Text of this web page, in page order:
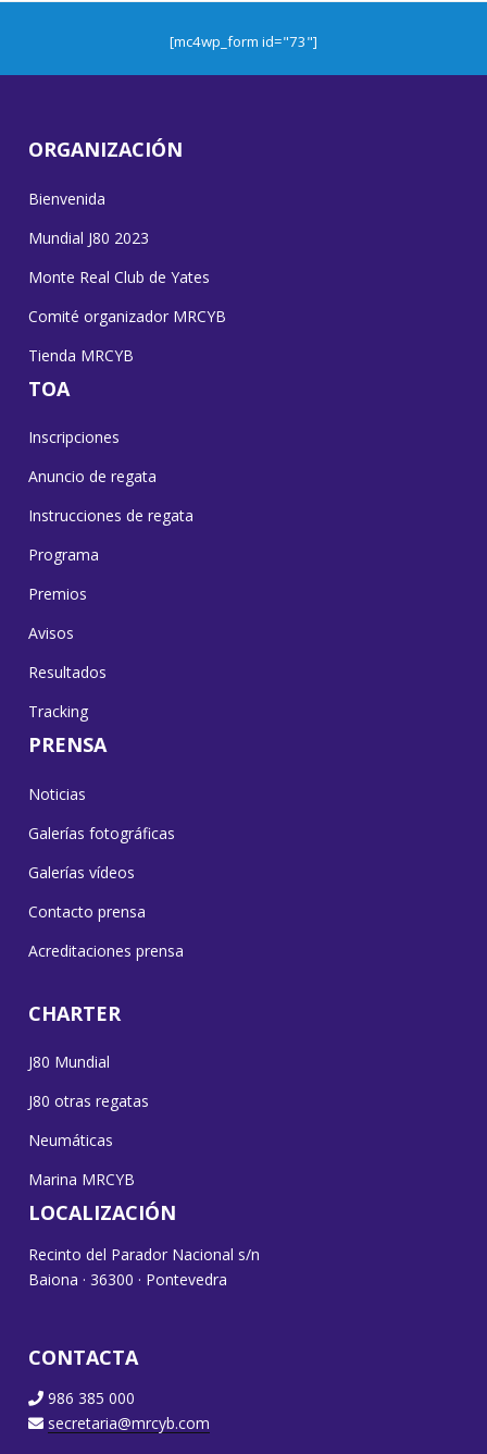
[mc4wp_form id="73"]
ORGANIZACIÓN
Bienvenida
Mundial J80 2023
Monte Real Club de Yates
Comité organizador MRCYB
Tienda MRCYB
TOA
Inscripciones
Anuncio de regata
Instrucciones de regata
Programa
Premios
Avisos
Resultados
Tracking
PRENSA
Noticias
Galerías fotográficas
Galerías vídeos
Contacto prensa
Acreditaciones prensa
CHARTER
J80 Mundial
J80 otras regatas
Neumáticas
Marina MRCYB
LOCALIZACIÓN
Recinto del Parador Nacional s/n
Baiona · 36300 · Pontevedra
CONTACTA
986 385 000
secretaria@mrcyb.com